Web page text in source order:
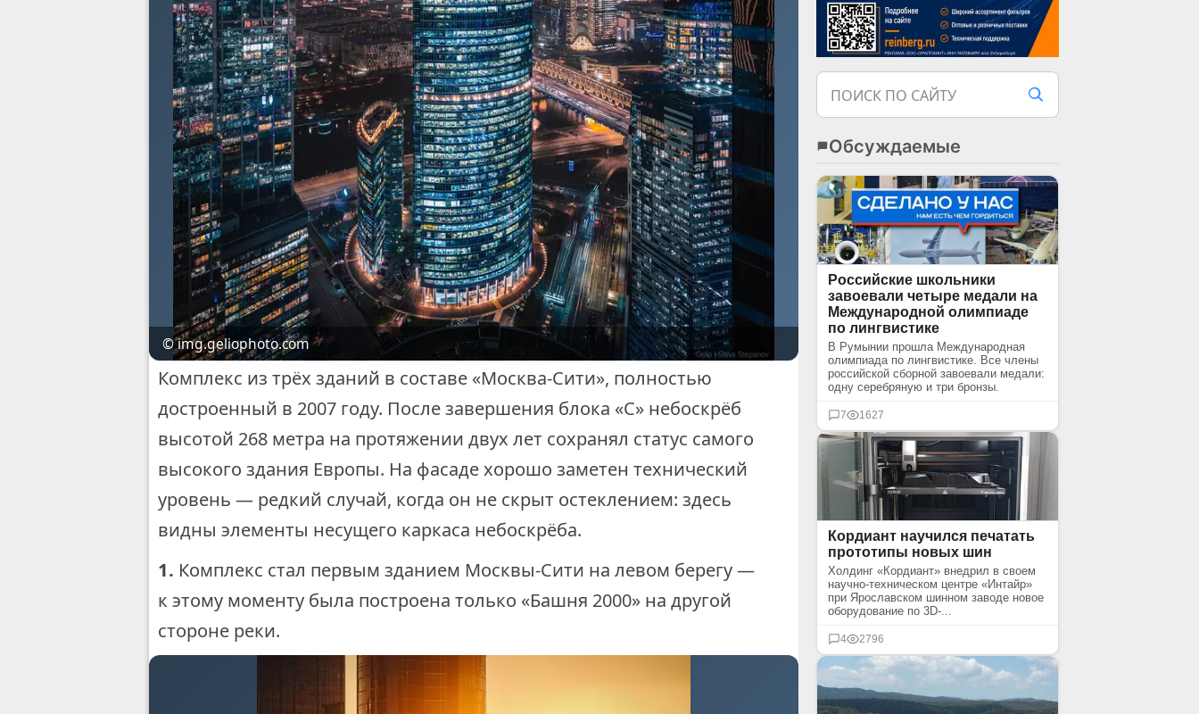
© img.geliophoto.com
Комплекс из трёх зданий в составе «Москва-Сити», полностью
достроенный в 2007 году. После завершения блока «C» небоскрёб
высотой 268 метра на протяжении двух лет сохранял статус самого
высокого здания Европы. На фасаде хорошо заметен технический
уровень — редкий случай, когда он не скрыт остеклением: здесь
видны элементы несущего каркаса небоскрёба.
1. Комплекс стал первым зданием Москвы-Сити на левом берегу —
к этому моменту была построена только «Башня 2000» на другой
стороне реки.
ПОИСК ПО САЙТУ
Обсуждаемые
Российские школьники
завоевали четыре медали на
Международной олимпиаде
по лингвистике
В Румынии прошла Международная
олимпиада по лингвистике. Все члены
российской сборной завоевали медали:
одну серебряную и три бронзы.
7 1627
Кордиант научился печатать
прототипы новых шин
Холдинг «Кордиант» внедрил в своем
научно-техническом центре «Интайр»
при Ярославском шинном заводе новое
оборудование по 3D-...
4 2796